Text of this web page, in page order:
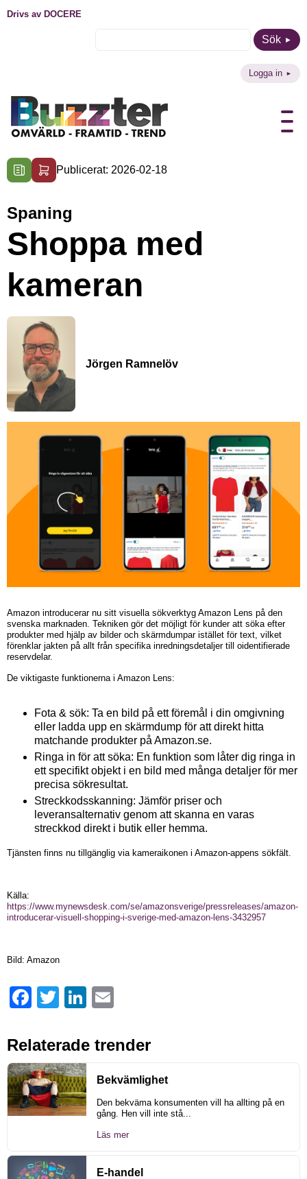
Drivs av DOCERE
Sök
Logga in
Publicerat: 2026-02-18
Spaning
Shoppa med
kameran
Jörgen Ramnelöv
Amazon introducerar nu sitt visuella sökverktyg Amazon Lens på den
svenska marknaden. Tekniken gör det möjligt för kunder att söka efter
produkter med hjälp av bilder och skärmdumpar istället för text, vilket
förenklar jakten på allt från specifika inredningsdetaljer till oidentifierade
reservdelar.
De viktigaste funktionerna i Amazon Lens:
Fota & sök: Ta en bild på ett föremål i din omgivning
eller ladda upp en skärmdump för att direkt hitta
matchande produkter på Amazon.se.
Ringa in för att söka: En funktion som låter dig ringa in
ett specifikt objekt i en bild med många detaljer för mer
precisa sökresultat.
Streckkodsskanning: Jämför priser och
leveransalternativ genom att skanna en varas
streckkod direkt i butik eller hemma.
Tjänsten finns nu tillgänglig via kameraikonen i Amazon-appens sökfält.
Källa:
https://www.mynewsdesk.com/se/amazonsverige/pressreleases/amazon-
introducerar-visuell-shopping-i-sverige-med-amazon-lens-3432957
Bild: Amazon
FacebookTwitter LinkedIn
Relaterade trender
Bekvämlighet
Den bekväma konsumenten vill ha allting på en
gång. Hen vill inte stå...
Läs mer
E-handel